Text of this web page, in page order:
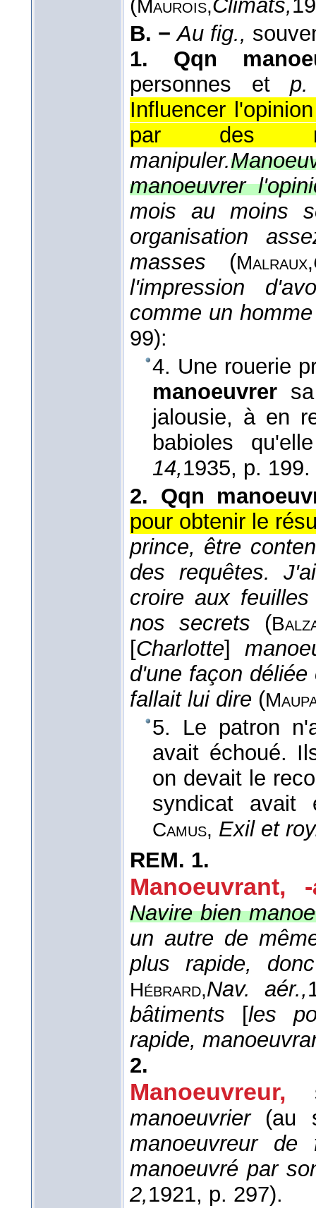
( Maurois,Climats,
B. − Au fig.,
1.
Qqn
personnes etp.
Influencer
par des
manipuler.
manoeuvrer
mois au moins
organisation
masses (Malraux,
l'impression
comme un
99):
4. Une rouerie
manoeuvrer
jalousie, à en
babioles
14,1935, p. 199.
2. Qqn
pour obtenir le
prince, être
des requêtes.
croire aux
nos secrets (
[Charlotte]
d'une façon
fallait lui dire (
5. Le patron
avait échoué.
on devait le
syndicat avait
Camus, Exil et
REM. 1.
Manoeuvrant, -
Navire bien
un autre de
plus rapide,
Hébrard,Nav. aér.,
bâtiments [les
rapide,
2.
Manoeuvreur,
manoeuvrier(au
manoeuvreur de
manoeuvré par
2,1921, p. 297).